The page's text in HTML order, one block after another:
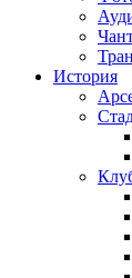
История